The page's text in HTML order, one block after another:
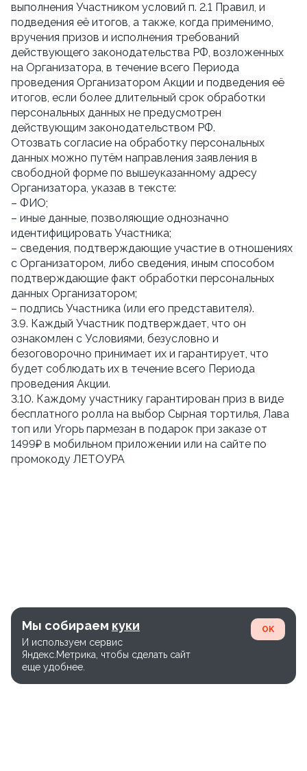
выполнения Участником условий п. 2.1 Правил, и
подведения её итогов, а также, когда применимо,
вручения призов и исполнения требований
действующего законодательства РФ, возложенных
на Организатора, в течение всего Периода
проведения Организатором Акции и подведения её
итогов, если более длительный срок обработки
персональных данных не предусмотрен
действующим законодательством РФ.
Отозвать согласие на обработку персональных
данных можно путём направления заявления в
свободной форме по вышеуказанному адресу
Организатора, указав в тексте:
– ФИО;
– иные данные, позволяющие однозначно
идентифицировать Участника;
– сведения, подтверждающие участие в отношениях
с Организатором, либо сведения, иным способом
подтверждающие факт обработки персональных
данных Организатором;
– подпись Участника (или его представителя).
3.9. Каждый Участник подтверждает, что он
ознакомлен с Условиями, безусловно и
безоговорочно принимает их и гарантирует, что
будет соблюдать их в течение всего Периода
проведения Акции.
3.10. Каждому участнику гарантирован приз в виде
бесплатного ролла на выбор Сырная тортилья, Лава
топ или Угорь пармезан в подарок при заказе от
1499₽ в мобильном приложении или на сайте по
промокоду ЛЕТОУРА
Мы собираем куки
И используем сервис
Яндекс.Метрика, чтобы сделать сайт
еще удобнее.
OK